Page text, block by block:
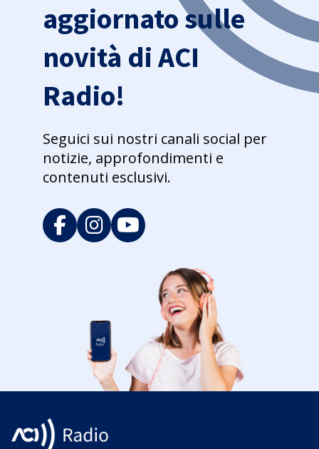
aggiornato sulle
novità di ACI
Radio!
Seguici sui nostri canali social per
notizie, approfondimenti e
contenuti esclusivi.